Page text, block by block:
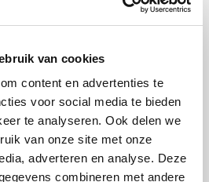
van cookies
content en advertenties te
voor social media te bieden
te analyseren. Ook delen we
van onze site met onze
adverteren en analyse. Deze
combineren met andere